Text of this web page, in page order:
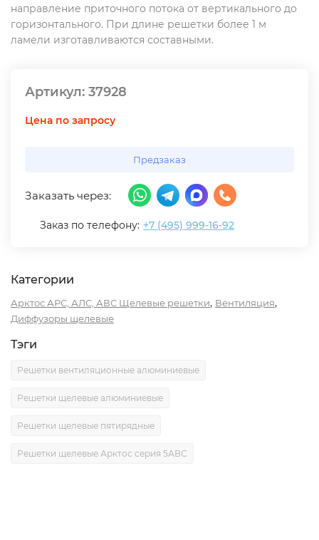
направление приточного потока от вертикального до
горизонтального. При длине решетки более 1 м
ламели изготавливаются составными.
Артикул: 37928
Цена по запросу
Предзаказ
Заказать через:
Заказ по телефону: +7 (495) 999-16-92
Категории
Арктос АРС, АЛС, АВС Щелевые решетки, Вентиляция,
Диффузоры щелевые
Тэги
Решетки вентиляционные алюминиевые
Решетки щелевые алюминиевые
Решетки щелевые пятирядные
Решетки щелевые Арктос серия 5АВС